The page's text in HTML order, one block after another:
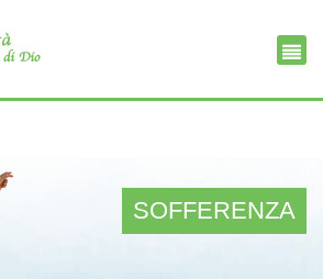
SOFFERENZA